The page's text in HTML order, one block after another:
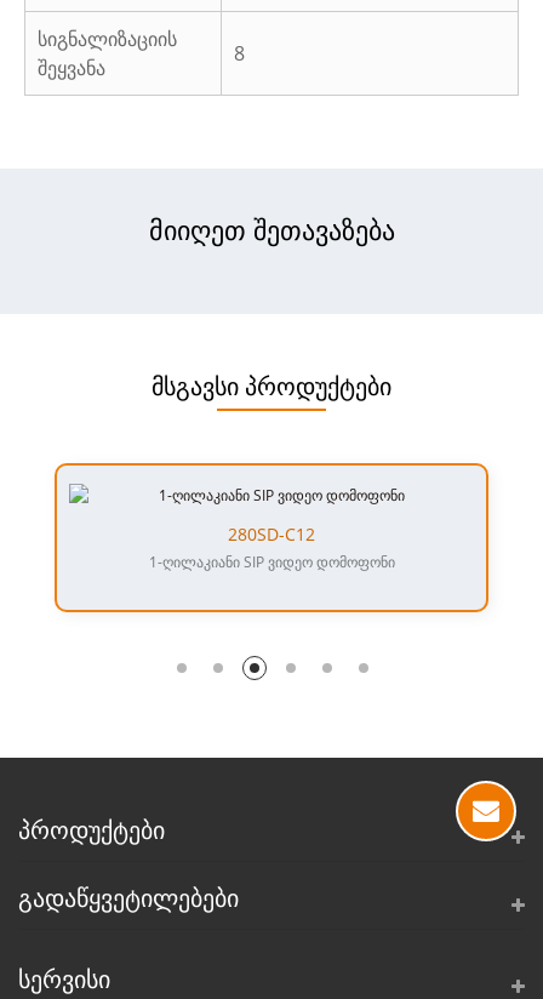
სიგნალიზაციის
შეყვანა
8
მიიღეთ შეთავაზება
მსგავსი პროდუქტები
280SD-C12
1-ღილაკიანი SIP ვიდეო დომოფონი
ᲞᲠᲝᲓᲣᲥᲢᲔᲑᲘ
ᲒᲐᲓᲐᲬᲧᲕᲔᲢᲘᲚᲔᲑᲔᲑᲘ
ᲡᲔᲠᲕᲘᲡᲘ